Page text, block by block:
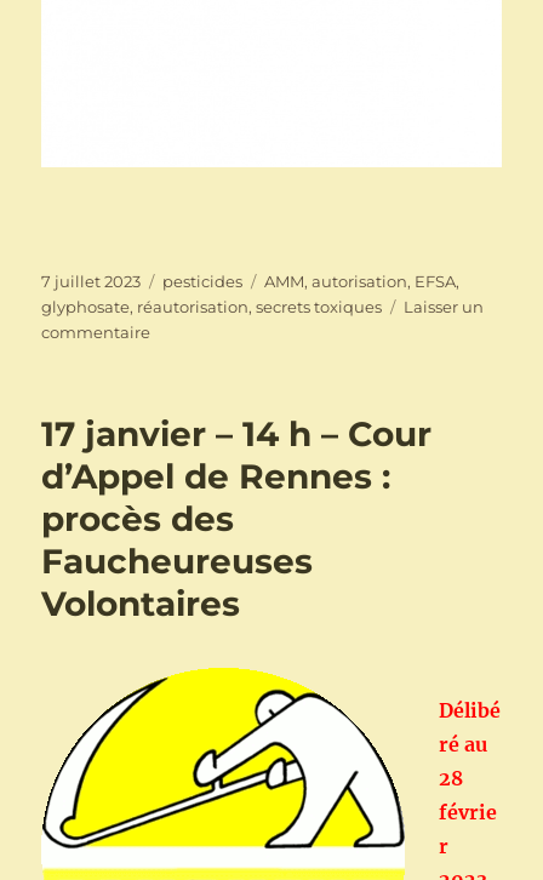
Publié
le
7 juillet 2023 Catégories
pesticides Étiquettes
AMM,autorisation, EFSA,
glyphosate, réautorisation,secrets toxiques
Laisser un
commentairesur
reconnait
faille
majeure
qui
pourrait
compromettre
la
17 janvier – 14 h – Cour
d’Appel de Rennes :
procès des
Faucheureuses
Volontaires
Délibé
ré au
28
févrie
r